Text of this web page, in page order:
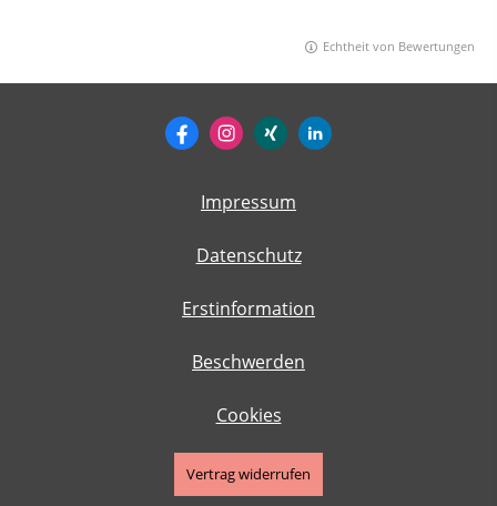
Echtheit von Bewertungen
Impressum
Datenschutz
Erstinformation
Beschwerden
Cookies
Vertrag widerrufen